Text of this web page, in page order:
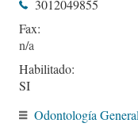
3012049855
Fax:
Habilitado:
SI
Odontología